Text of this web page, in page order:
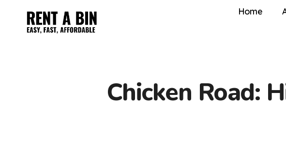
Home
Chicken Road: